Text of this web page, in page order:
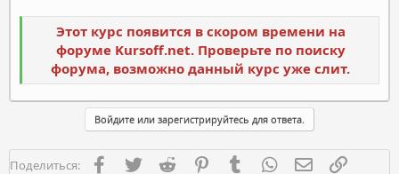
Этот курс появится в скором времени на
форуме Kursoff.net. Проверьте по поиску
форума, возможно данный курс уже слит.
Войдите или зарегистрируйтесь для ответа.
Поделиться: FacebookTwitter Reddit PinterestTumblr WhatsAppЭлектронная